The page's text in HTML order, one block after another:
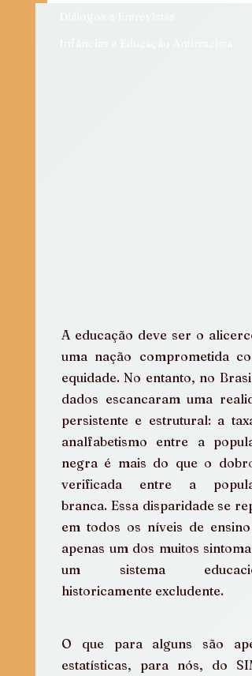
A educação deve ser o
uma nação comprometida
equidade. No entanto, no
dados escancaram uma
persistente e estrutural: a
analfabetismo entre a
negra é mais do que o dobro
verificada entre a
branca. Essa disparidade se
em todos os níveis de ensino
apenas um dos muitos
um sistema
historicamente excludente.
O que para alguns são
estatísticas, para nós, do